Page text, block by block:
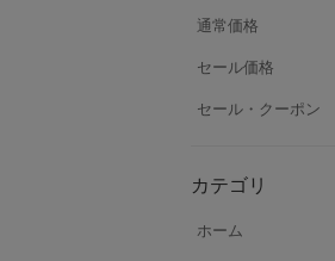
通常価格
セール価格
セール・クーポン
カテゴリ
ホーム